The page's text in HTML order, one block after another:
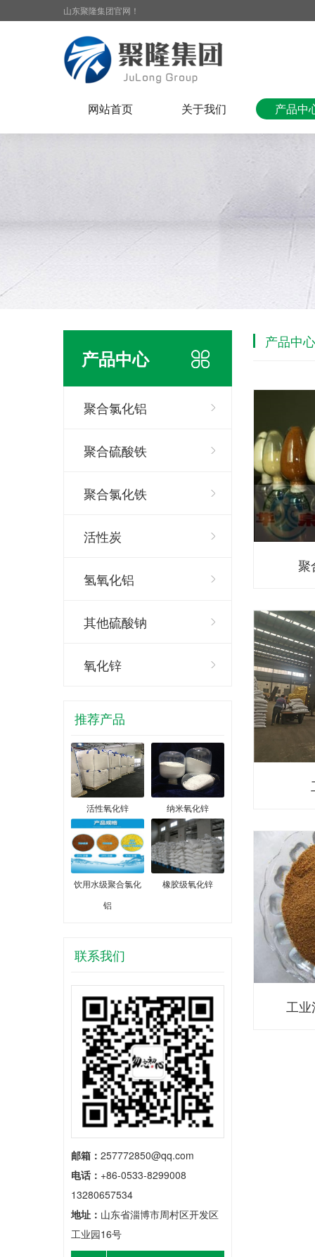
山东聚隆集团官网！
网站首页 关于我们 产品中
产品中心
聚合氯化铝
聚合硫酸铁
聚合氯化铁
活性炭
氢氧化铝
其他硫酸钠
氧化锌
推荐产品
活性氧化锌 纳米氧化锌
饮用水级聚合氯化
铝
橡胶级氧化锌
联系我们
邮箱： 257772850@qq.com
电话： +86-0533-8299008
13280657534
地址： 山东省淄博市周村区开发区
工业园16号
产品中心
聚
工